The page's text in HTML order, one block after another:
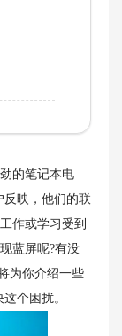
的笔记本电
反映，他们的联
作或学习受到
蓝屏呢?有没
为你介绍一些
个困扰。